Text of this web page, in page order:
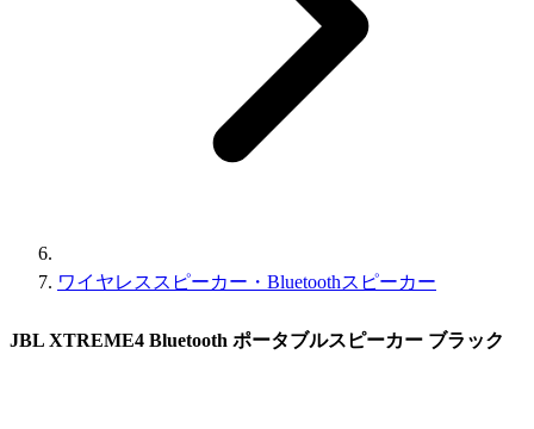
ワイヤレススピーカー・Bluetoothスピーカー
JBL XTREME4 Bluetooth ポータブルスピーカー ブラック